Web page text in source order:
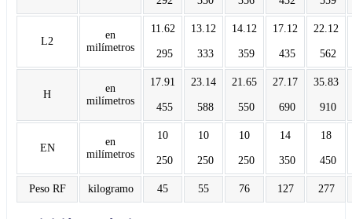
L2
en
milímetros
11.62
295
13.12
333
14.12
359
17.12
435
22.12
562
H
en
milímetros
17.91
455
23.14
588
21.65
550
27.17
690
35.83
910
EN
en
milímetros
10
250
10
250
10
250
14
350
18
450
Peso RF kilogramo 45 55 76 127 277